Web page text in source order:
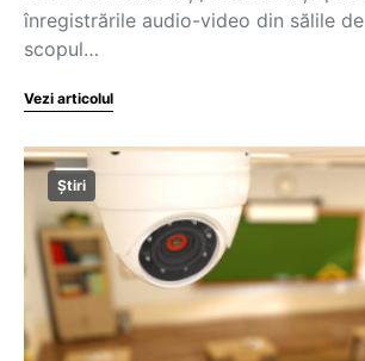
înregistrările audio-video din sălile de
scopul…
Vezi articolul
Știri